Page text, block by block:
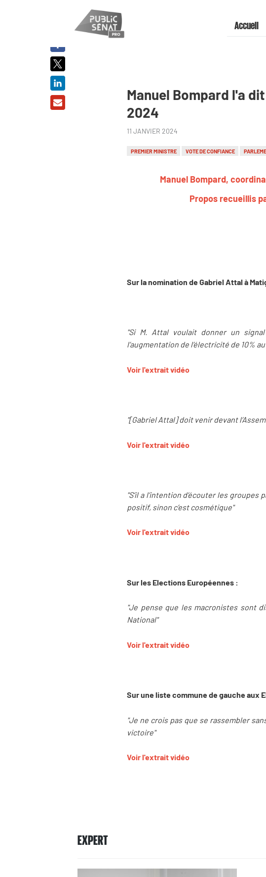
Accueil
Manuel Bompard l'a
2024
11 JANVIER 2024
PREMIER MINISTRE VOTE DE CONFIANCE
Manuel Bompard,
Propos recueillis
Sur la nomination de Gabriel Attal à
"Si M. Attal voulait donner un
l’augmentation de l’électricité de 10%
Voir l'extrait vidéo
"[Gabriel Attal] doit venir devant
Voir l'extrait vidéo
"S’il a l’intention d’écouter les
positif, sinon c’est cosmétique"
Voir l'extrait vidéo
Sur les Elections Européennes :
"Je pense que les macronistes sont
National"
Voir l'extrait vidéo
Sur une liste commune de gauche aux
"Je ne crois pas que se rassembler
victoire"
Voir l'extrait vidéo
EXPERT